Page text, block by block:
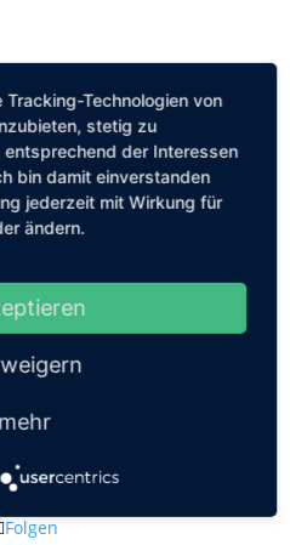
56, 10119 Berlin
Folgen
Technologien von
stetig zu
der Interessen
bin damit einverstanden
jederzeit mit Wirkung für
ändern.
mehr